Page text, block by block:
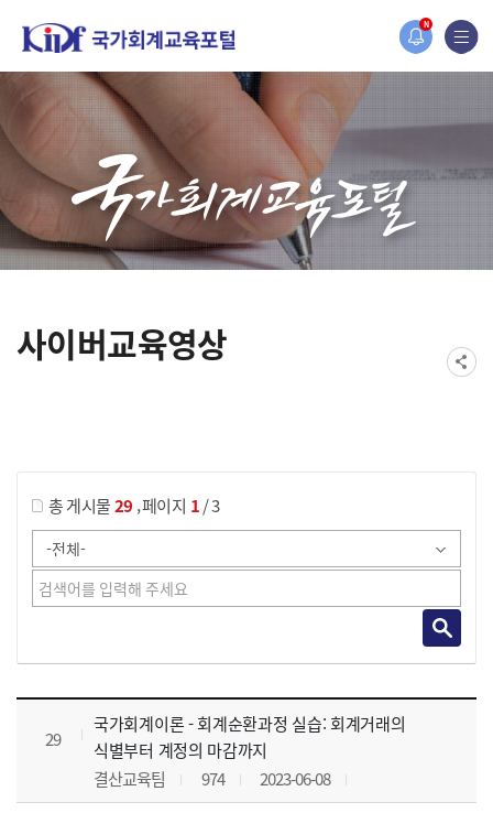
N
홈페이지가 새롭게 개편되었습니다.
한국조세재정연구원홈페이지가 새롭게 개설되었습니다.
사이버교육영상
총 게시물29 ,페이지 1/ 3
사이버교육영상 목록 으로 번호, 제목, 작성자, 조회수, 등록 일, 첨부파일로 나열 되고 있습니다.
29
국가회계이론 - 회계순환과정 실습: 회계거래의
식별부터 계정의 마감까지
결산교육팀
974 2023-06-08